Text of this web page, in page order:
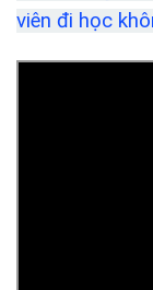
viên đi học